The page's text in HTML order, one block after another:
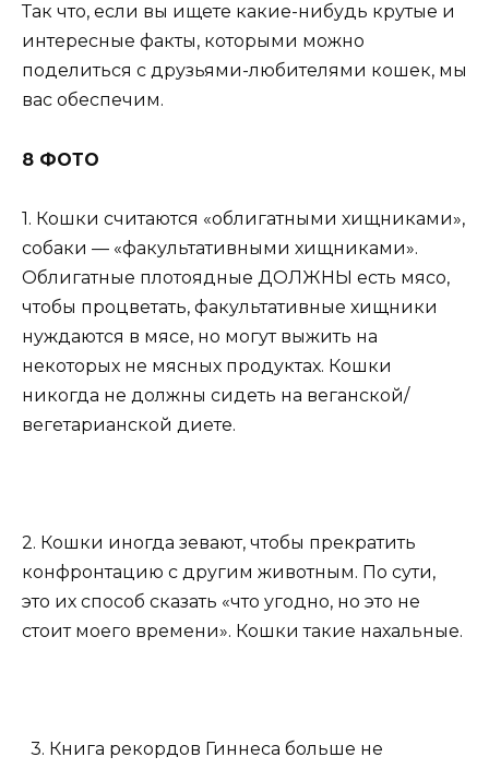
Так что, если вы ищете какие-нибудь крутые и
интересные факты, которыми можно
поделиться с друзьями-любителями кошек, мы
вас обеспечим.
8 ФОТО
1. Кошки считаются «облигатными хищниками»,
собаки — «факультативными хищниками».
Облигатные плотоядные ДОЛЖНЫ есть мясо,
чтобы процветать, факультативные хищники
нуждаются в мясе, но могут выжить на
некоторых не мясных продуктах. Кошки
никогда не должны сидеть на веганской/
вегетарианской диете.
2. Кошки иногда зевают, чтобы прекратить
конфронтацию с другим животным. По сути,
это их способ сказать «что угодно, но это не
стоит моего времени». Кошки такие нахальные.
3. Книга рекордов Гиннеса больше не